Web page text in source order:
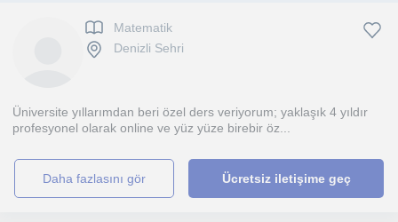
Matematik
Denizli Sehri
Üniversite yıllarımdan beri özel ders veriyorum; yaklaşık 4 yıldır
profesyonel olarak online ve yüz yüze birebir öz...
daha fazlasını gör Ücretsiz iletişime geç